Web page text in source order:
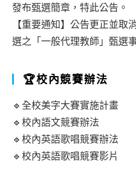
發布甄選簡章，特此公告。
【重要通知】公告更正並
選之「一般代理教師」甄選
🏆校內競賽辦法
🔹全校美字大賽實施計畫
🔹校內語文競賽辦法
🔹校內英語歌唱競賽辦法
🔹校內英語歌唱競賽影片